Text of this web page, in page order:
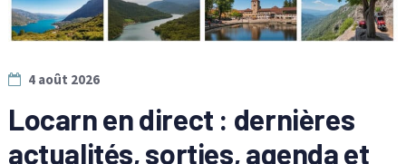
4 août 2026
Locarn en direct : dernières
actualités, sorties, agenda et